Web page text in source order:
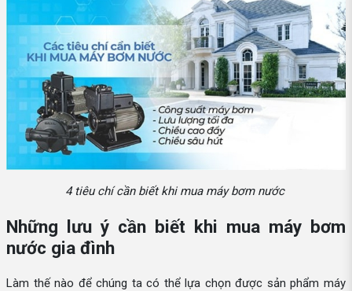
4 tiêu chí cần biết khi mua máy bơm nước
Những lưu ý cần biết khi mua máy bơm
nước gia đình
Làm thế nào để chúng ta có thể lựa chọn được sản phẩm máy